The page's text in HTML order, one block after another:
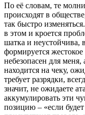
По её словам, те
происходят в
так быстро
в этом и кроется
шатка и неустойчива,
формируется
небезопасен для меня,
находится на чеку,
требует разрядки,
значит, не ожидаете
аккумулировать эти
позицию – «если